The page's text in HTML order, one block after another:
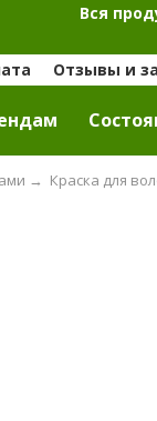
Вся
Отзывы и
→ Краска для